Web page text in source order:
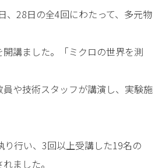
、28日の全4回にわたって、多元物
開講ました。「ミクロの世界を測
や技術スタッフが講演し、実験施
行い、3回以上受講した19名の
ました。